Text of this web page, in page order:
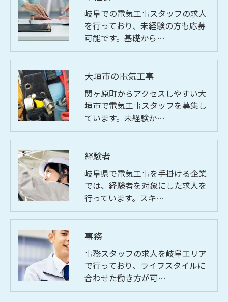
岐阜での電気工事スタッフの求人
を行っており、未経験の方も応募
可能です。基礎から…
大垣市の電気工事
関ヶ原町からアクセスしやすい大
垣市で電気工事スタッフを募集し
ています。未経験か…
経験者
岐阜県で電気工事を手掛ける企業
では、経験者を対象にした求人を
行っています。スキ…
事務
事務スタッフの求人を岐阜エリア
で行っており、ライフスタイルに
合わせた働き方が可…